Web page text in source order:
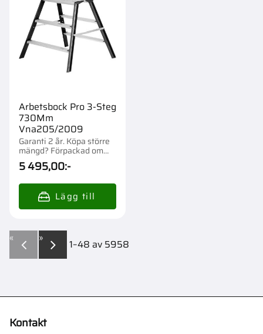
Arbetsbock Pro 3-Steg
730Mm
Vna205/2009
Garanti 2 år. Köpa större
mängd? Förpackad om
1/16 st.
5 495,00:-
1–48 av 5958
« »
Kontakt